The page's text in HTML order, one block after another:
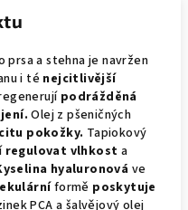
prsa a stehna je navržen
i té nejcitlivější
podrážděná
Olej z pšeničných
pokožky. Tapiokový
regulovat vlhkost a
hyaluronová ve
formě poskytuje
PCA a šalvějový olej